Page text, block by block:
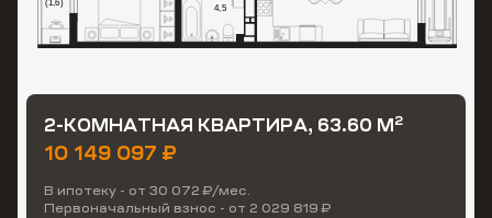
2-КОМНАТНАЯ КВАРТИРА, 63.60 М2
10 149 097 ₽
В ипотеку - от 30 072 ₽/мес.
Первоначальный взнос - от 2 029 819 ₽